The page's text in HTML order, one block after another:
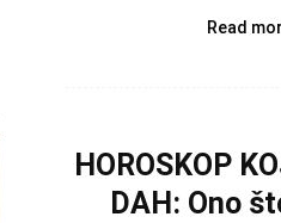
Read
HOROSKOP
DAH: Ono